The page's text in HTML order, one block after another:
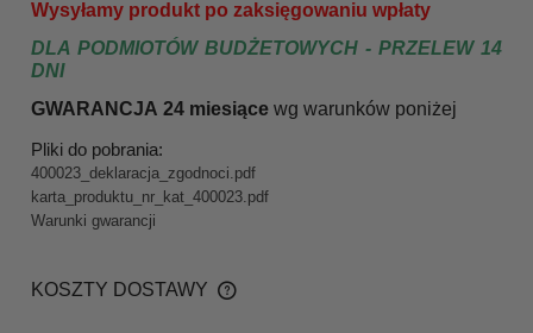
Wysyłamy produkt po zaksięgowaniu wpłaty
DLA PODMIOTÓW BUDŻETOWYCH - PRZELEW 14
DNI
GWARANCJA 24 miesiące wg warunków poniżej
Pliki do pobrania:
400023_deklaracja_zgodnoci.pdf
karta_produktu_nr_kat_400023.pdf
Warunki gwarancji
KOSZTY DOSTAWY
CENA NIE ZAWIERA EWENTUALNYCH KOSZTÓW